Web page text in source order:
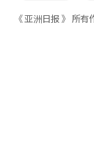
《 亚洲日报 》 所